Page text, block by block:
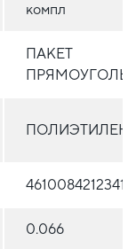
компл
ПАКЕТ
ПОЛИЭТИЛЕН
4610084212341
0.066